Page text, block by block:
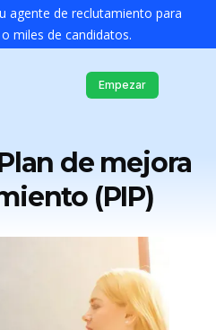
agente de reclutamiento para
miles de candidatos.
Empezar
de mejora
(PIP)